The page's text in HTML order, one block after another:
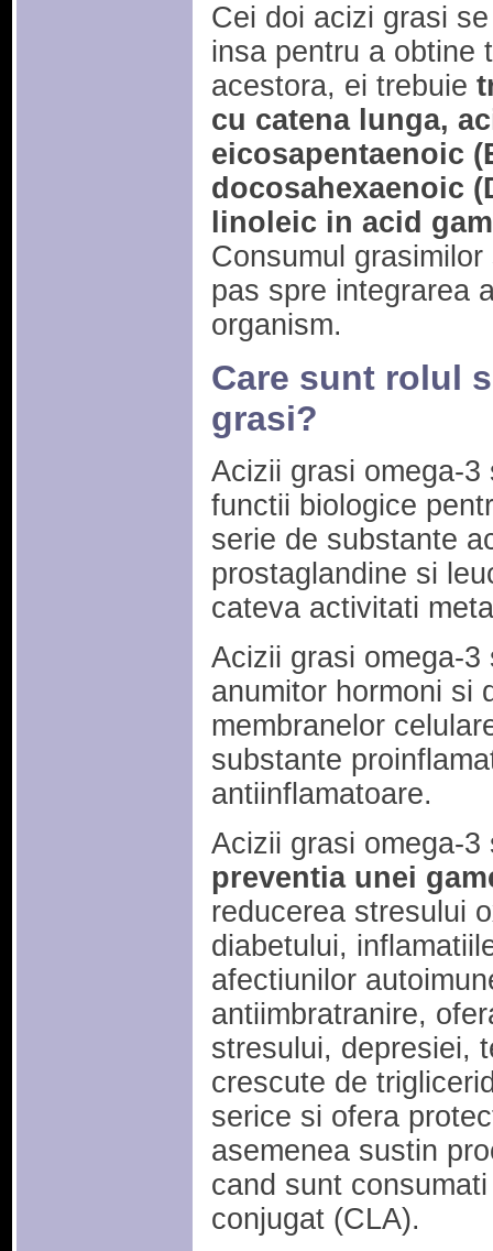
Cei doi acizi grasi
insa pentru a obtine
acestora, ei trebuie
cu catena lunga,
eicosapentaenoic
docosahexaenoic
linoleic in acid
Consumul
pas spre integrarea
organism.
Care sunt rolul
grasi?
Acizii grasi omega-
functii biologice
serie de substante
prostaglandine si
cateva activitati
Acizii grasi omega-
anumitor hormoni si
membranelor
substante
antiinflamatoare.
Acizii grasi omega-
preventia unei
reducerea stresului
diabetului,
afectiunilor
antiimbratranire,
stresului, depresiei,
crescute de
serice si ofera
asemenea sustin
cand sunt
conjugat (CLA).